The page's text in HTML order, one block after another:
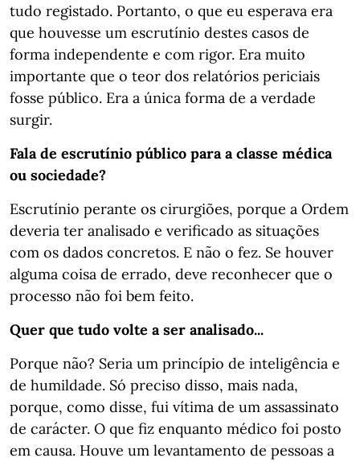
tudo registado. Portanto, o que eu esperava era
que houvesse um escrutínio destes casos de
forma independente e com rigor. Era muito
importante que o teor dos relatórios periciais
fosse público. Era a única forma de a verdade
surgir.
Fala de escrutínio público para a classe médica
ou sociedade?
Escrutínio perante os cirurgiões, porque a Ordem
deveria ter analisado e verificado as situações
com os dados concretos. E não o fez. Se houver
alguma coisa de errado, deve reconhecer que o
processo não foi bem feito.
Quer que tudo volte a ser analisado...
Porque não? Seria um princípio de inteligência e
de humildade. Só preciso disso, mais nada,
porque, como disse, fui vítima de um assassinato
de carácter. O que fiz enquanto médico foi posto
em causa. Houve um levantamento de pessoas a